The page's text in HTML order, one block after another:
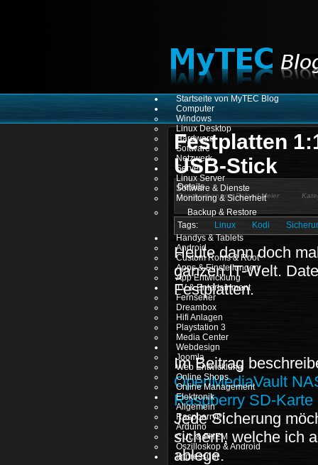
Startseite von MyTEC Blog
Computer
Windows
Linux Desktop
Hardware
Software
Netzwerk
Server
Linux Server
Software & Dienste
Monitoring & Sicherheit
Backup & Restore
Handys & Tablets
Android
Custom Roms & Root
Apps & Einstellungen
App Entwicklung
TV & Entertainment
Fernseher
Dreambox
Hifi Anlagen
Playstation 3
Media Center
Webdesign
Joomla
Web Entwicklung
Online Shops
Online Management
Elektronik
Allgemein
RaspberryPI
Arduino
CUL & FHEM
Oszilloskop & Android
Impressum
Festplatten
USB-Stick
Details
Geschrieben vonRoland Meier
Linux Kodi
Heute dann doch
ganzen IT-Welt.
Festplatten.
Im Beitrag
OpenMediaVault
Raspberry SD-Karte
Jede Sicherung
sichern, welche ich
ablege.